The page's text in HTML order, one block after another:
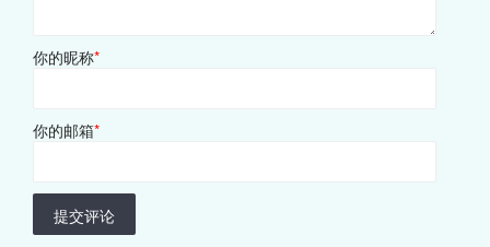
你的昵称*
你的邮箱*
提交评论